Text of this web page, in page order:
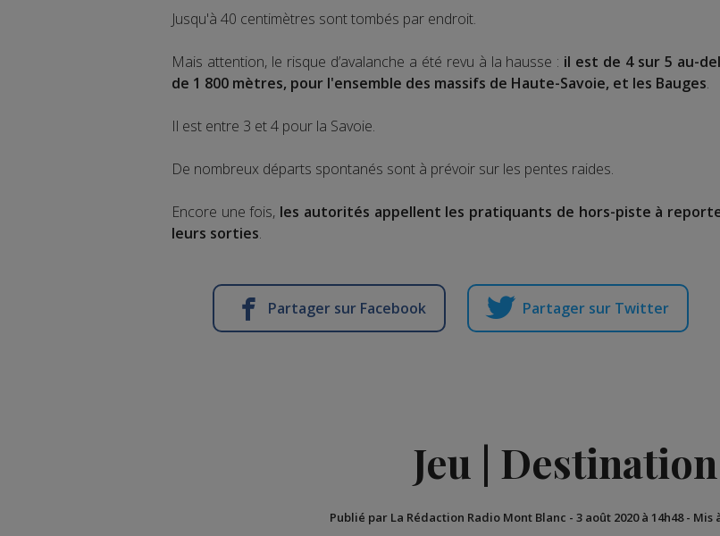
Jusqu'à 40 centimètres sont tombés par endroit.
Mais attention, le risque d’avalanche a été revu à la hausse : il est de 4 sur 5 au-
de 1 800 mètres, pour l'ensemble des massifs de Haute-Savoie, et les Bauges.
Il est entre 3 et 4 pour la Savoie.
De nombreux départs spontanés sont à prévoir sur les pentes raides.
Encore une fois, les autorités appellent les pratiquants de hors-piste à
leurs sorties.
Partager sur Facebook Partager sur Twitter
Jeu |
Publié par La Rédaction Radio Mont Blanc - 3 août 2020 à 14h48- Mis